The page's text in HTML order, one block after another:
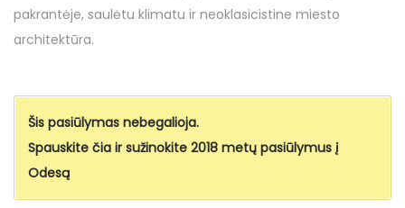
n
l
i
n
pakrantėje, saulėtu klimatu ir neoklasicistine miesto
architektūra.
Šis pasiūlymas nebegalioja.
Spauskite čia ir sužinokite 2018 metų pasiūlymus į
Odesą